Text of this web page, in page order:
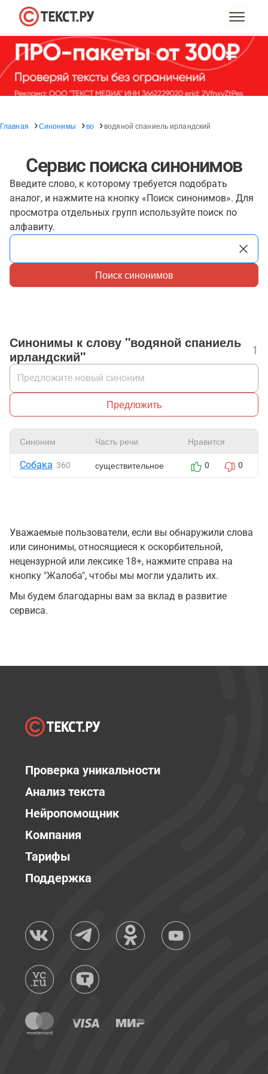
Главная Синонимы во водяной спаниель ирландский
Сервис поиска синонимов
Введите слово, к которому требуется подобрать
аналог, и нажмите на кнопку «Поиск синонимов». Для
просмотра отдельных групп используйте поиск по
алфавиту.
Поиск синонимов
Синонимы к слову "водяной спаниель
ирландский"
1
Предложить
Синоним Часть речи Нравится
Собака 360 существительное 0 0
Уважаемые пользователи, если вы обнаружили слова
или синонимы, относящиеся к оскорбительной,
нецензурной или лексике 18+, нажмите справа на
кнопку "Жалоба", чтобы мы могли удалить их.
Мы будем благодарны вам за вклад в развитие
сервиса.
Проверка уникальности
Анализ текста
Нейропомощник
Компания
Тарифы
Поддержка